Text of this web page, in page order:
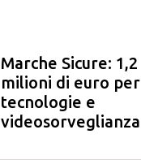
Marche Sicure: 1,2
milioni di euro per
tecnologie e
videosorveglianza